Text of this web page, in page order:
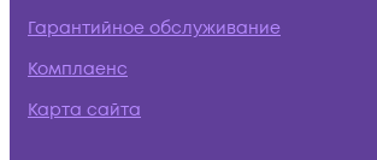
Гарантийное обслуживание
Комплаенс
Карта сайта